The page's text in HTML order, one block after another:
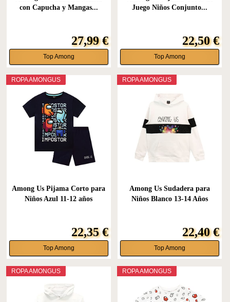
con Capucha y Mangas...
27,99 €
Top Among
Juego Niños Conjunto...
22,50 €
Top Among
ROPA AMONGUS
Among Us Pijama Corto para
Niños Azul 11-12 años
22,35 €
Top Among
ROPA AMONGUS
Among Us Sudadera para
Niños Blanco 13-14 Años
22,40 €
Top Among
ROPA AMONGUS ROPA AMONGUS